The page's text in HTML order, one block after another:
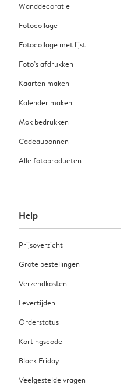
Wanddecoratie
Fotocollage
Fotocollage met lijst
Foto’s afdrukken
Kaarten maken
Kalender maken
Mok bedrukken
Cadeaubonnen
Alle fotoproducten
Help
Prijsoverzicht
Grote bestellingen
Verzendkosten
Levertijden
Orderstatus
Kortingscode
Black Friday
Veelgestelde vragen